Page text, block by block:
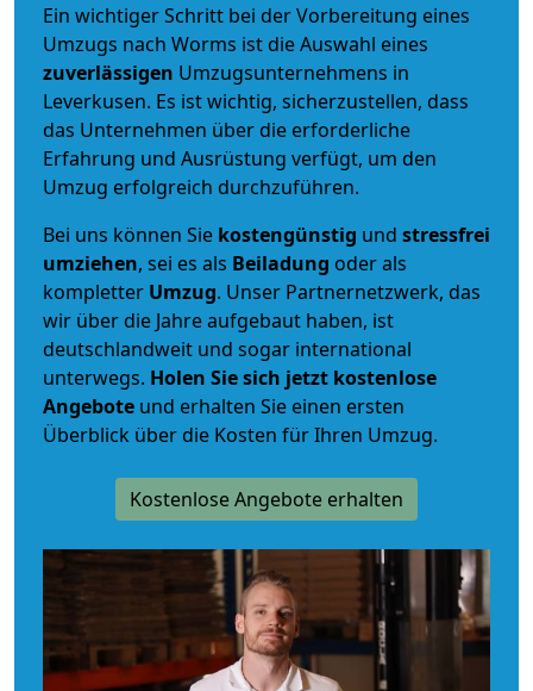
Ein wichtiger Schritt bei der Vorbereitung eines
Umzugs nach Worms ist die Auswahl eines
zuverlässigen Umzugsunternehmens in
Leverkusen. Es ist wichtig, sicherzustellen, dass
das Unternehmen über die erforderliche
Erfahrung und Ausrüstung verfügt, um den
Umzug erfolgreich durchzuführen.
Bei uns können Sie kostengünstig und stressfrei
umziehen, sei es als Beiladung oder als
kompletter Umzug. Unser Partnernetzwerk, das
wir über die Jahre aufgebaut haben, ist
deutschlandweit und sogar international
unterwegs. Holen Sie sich jetzt kostenlose
Angebote und erhalten Sie einen ersten
Überblick über die Kosten für Ihren Umzug.
Kostenlose Angebote erhalten